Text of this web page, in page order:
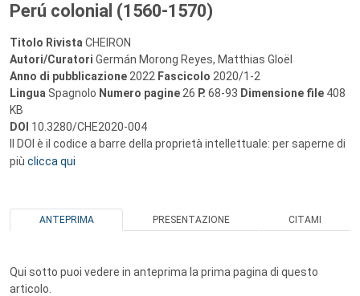
Perú colonial (1560-1570)
Titolo Rivista CHEIRON
Autori/Curatori Germán Morong Reyes, Matthias Gloël
Anno di pubblicazione 2022 Fascicolo 2020/1-2
Lingua Spagnolo Numero pagine 26 P. 68-93 Dimensione file 408
KB
DOI 10.3280/CHE2020-004
Il DOI è il codice a barre della proprietà intellettuale: per saperne di
più clicca qui
ANTEPRIMA PRESENTAZIONE CITAMI
Qui sotto puoi vedere in anteprima la prima pagina di questo
articolo.